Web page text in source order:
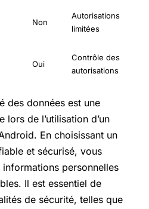
Non
Autorisations
limitées
Oui
Contrôle des
autorisations
des données est une
de l’utilisation d’un
En choisissant un
et sécurisé, vous
personnelles
Il est essentiel de
de sécurité, telles que